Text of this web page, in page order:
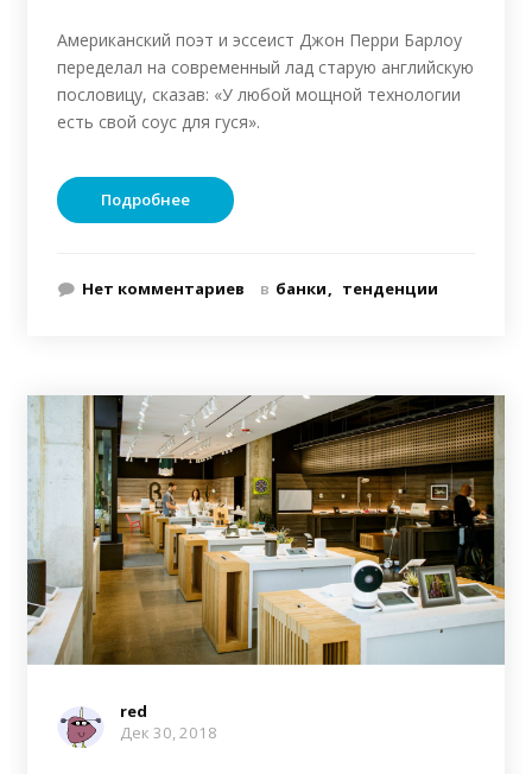
Американский поэт и эссеист Джон Перри Барлоу
переделал на современный лад старую английскую
пословицу, сказав: «У любой мощной технологии
есть свой соус для гуся».
Подробнее
Нет комментариев в банки тенденции
red
Дек 30, 2018